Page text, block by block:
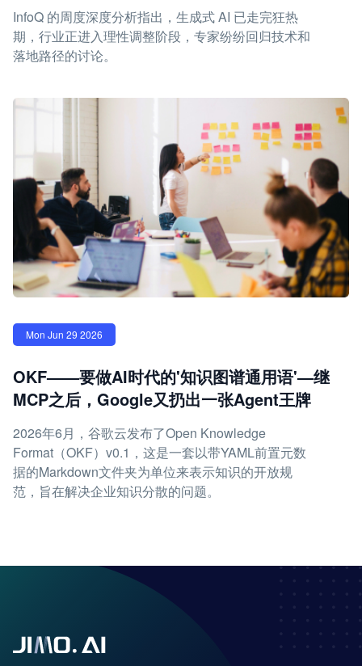
InfoQ 的周度深度分析指出，生成式 AI 已走完狂热
期，行业正进入理性调整阶段，专家纷纷回归技术和
落地路径的讨论。
Mon Jun 29 2026
OKF——要做AI时代的'知识图谱通用语'—继
MCP之后，Google又扔出一张Agent王牌
2026年6月，谷歌云发布了Open Knowledge
Format（OKF）v0.1，这是一套以带YAML前置元数
据的Markdown文件夹为单位来表示知识的开放规
范，旨在解决企业知识分散的问题。